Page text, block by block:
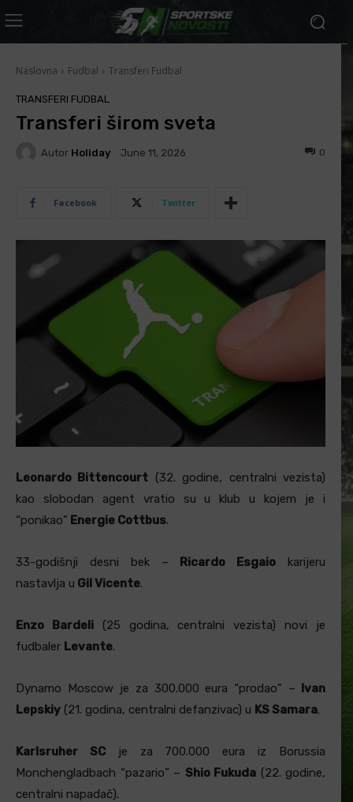
Naslovna Fudbal Transferi Fudbal
TRANSFERI FUDBAL
Transferi širom sveta
Autor Holiday June 11, 2026 0
Facebook Twitter
Leonardo Bittencourt (32. godine, centralni vezista)
kao slobodan agent vratio su u klub u kojem je i
“ponikao” Energie Cottbus.
33-godišnji desni bek – Ricardo Esgaio karijeru
nastavlja u Gil Vicente.
Enzo Bardeli(25 godina, centralni vezista) novi je
fudbaler Levante.
Dynamo Moscow je za 300.000 eura “prodao” – Ivan
Lepskiy (21. godina, centralni defanzivac) u KS Samara.
Karlsruher SCje za 700.000 eura iz Borussia
Monchengladbach “pazario” – Shio Fukuda (22. godine,
centralni napadač).